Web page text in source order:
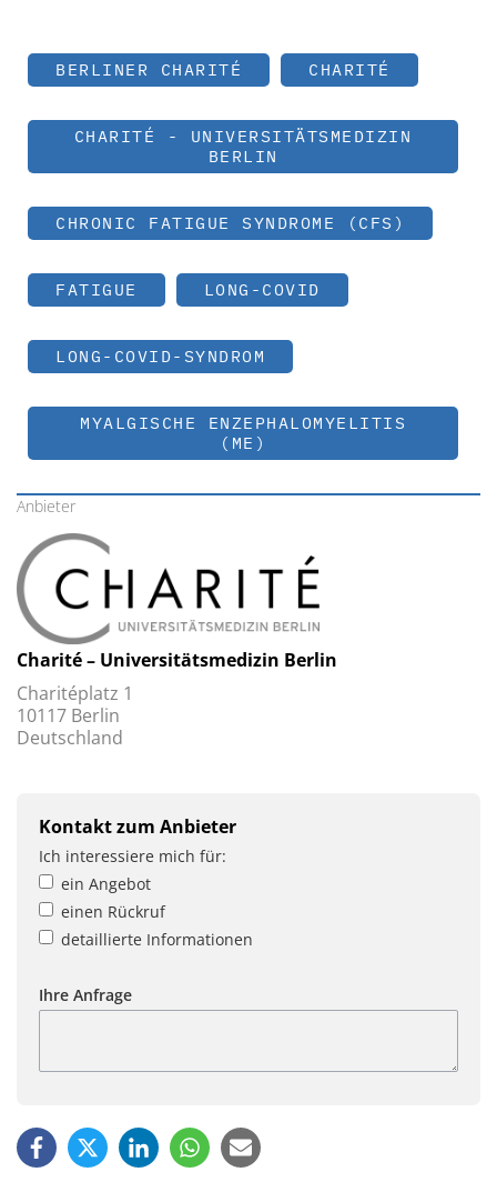
BERLINER CHARITÉ CHARITÉ
CHARITÉ - UNIVERSITÄTSMEDIZIN
BERLIN
CHRONIC FATIGUE SYNDROME (CFS)
FATIGUE LONG-COVID
LONG-COVID-SYNDROM
MYALGISCHE ENZEPHALOMYELITIS
(ME)
Anbieter
Charité – Universitätsmedizin Berlin
Charitéplatz 1
10117 Berlin
Deutschland
Kontakt zum Anbieter
Ich interessiere mich für:
ein Angebot
einen Rückruf
detaillierte Informationen
Ihre Anfrage